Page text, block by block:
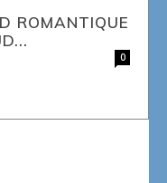
ROMANTIQUE
0